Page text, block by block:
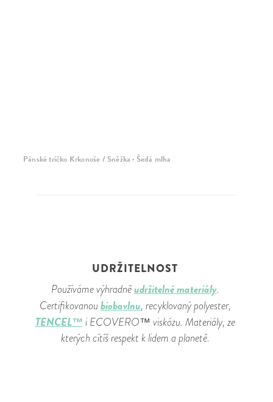
Pánské tričko Krkonoše / Sněžka · Šedá mlha
UDRŽITELNOST
Používáme výhradněudržitelné materiály.
Certifikovanou biobavlnu, recyklovaný polyester,
TENCEL™ i ECOVERO™ viskózu. Materiály, ze
kterých cítíš respekt k lidem a planetě.